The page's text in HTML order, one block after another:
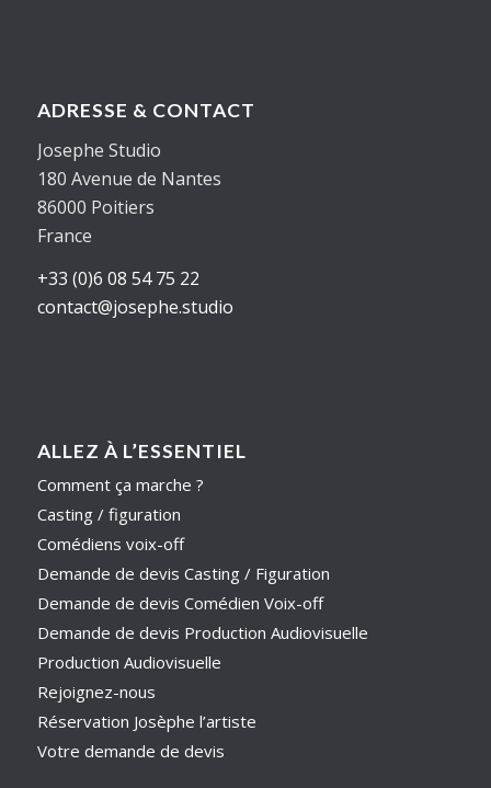
ADRESSE & CONTACT
Josephe Studio
180 Avenue de Nantes
86000 Poitiers
France
+33 (0)6 08 54 75 22
contact@josephe.studio
ALLEZ À L’ESSENTIEL
Comment ça marche ?
Casting / figuration
Comédiens voix-off
Demande de devis Casting / Figuration
Demande de devis Comédien Voix-off
Demande de devis Production Audiovisuelle
Production Audiovisuelle
Rejoignez-nous
Réservation Josèphe l’artiste
Votre demande de devis